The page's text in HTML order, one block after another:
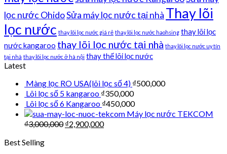
lọc nước OhidoSửa máy lọc nước tại nhà Thay lõi
lọc nước thay lõi lọc nước giá rẻ thay lõi lọc nước haohsing thay lõi lọc
nước kangaroo thay lõi lọc nước tại nhà thay lõi lọc nước uy tín
tại nhà thay lõi lọc nước ở hà nội thay thế lõi lọc nước
Latest
Màng lọc RO USA(lõi lọc số 4) ₫500,000
Lõi lọc số 5 kangaroo ₫350,000
Lõi lọc số 6 Kangaroo ₫450,000
Máy lọc nước TEKCOM
₫3,000,000 ₫2,900,000
Best Selling